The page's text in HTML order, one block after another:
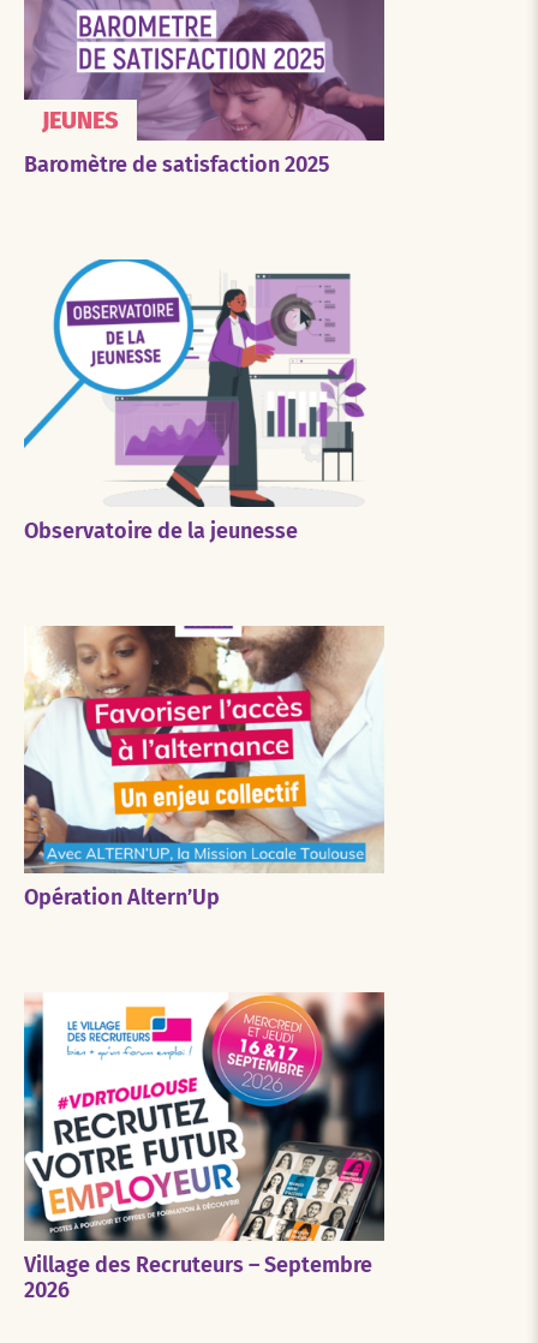
JEUNES
Baromètre de satisfaction 2025
Observatoire de la jeunesse
Opération Altern’Up
Village des Recruteurs – Septembre
2026